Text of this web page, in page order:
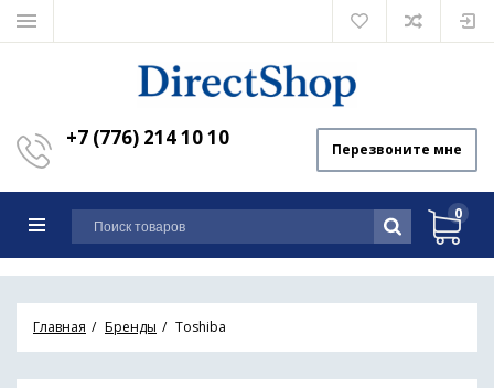
+7 (776) 214 10 10 Перезвоните мне
0
Главная Бренды Toshiba